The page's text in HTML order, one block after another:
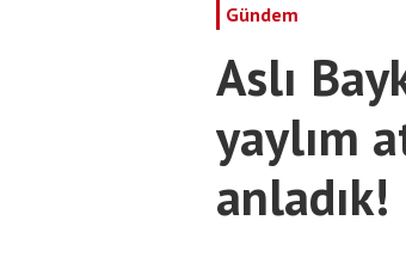
Gündem
Aslı
yaylım
anladık!